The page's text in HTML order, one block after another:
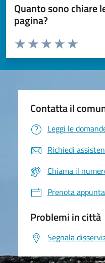
Quanto sono chiare
pagina?
Valuta da 1 a 5 stelle la pagina
Valuta 5
Valuta 4 stelle
Valuta 3 stelle su 5
Valuta 2 stelle su 5
Valuta 1 stelle su 5
Contatta il
Leggi le
Richiedi
Chiama il
Prenota
Problemi in città
Segnala